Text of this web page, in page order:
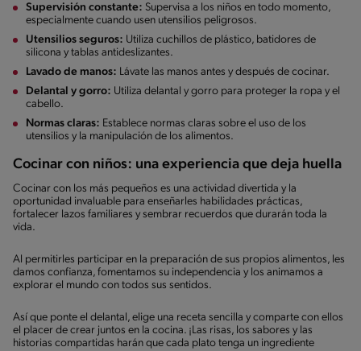
Supervisión constante: Supervisa a los niños en todo momento,
especialmente cuando usen utensilios peligrosos.
Utensilios seguros: Utiliza cuchillos de plástico, batidores de
silicona y tablas antideslizantes.
Lavado de manos: Lávate las manos antes y después de cocinar.
Delantal y gorro: Utiliza delantal y gorro para proteger la ropa y el
cabello.
Normas claras: Establece normas claras sobre el uso de los
utensilios y la manipulación de los alimentos.
Cocinar con niños: una experiencia que deja huella
Cocinar con los más pequeños es una actividad divertida y la
oportunidad invaluable para enseñarles habilidades prácticas,
fortalecer lazos familiares y sembrar recuerdos que durarán toda la
vida.
Al permitirles participar en la preparación de sus propios alimentos, les
damos confianza, fomentamos su independencia y los animamos a
explorar el mundo con todos sus sentidos.
Así que ponte el delantal, elige una receta sencilla y comparte con ellos
el placer de crear juntos en la cocina. ¡Las risas, los sabores y las
historias compartidas harán que cada plato tenga un ingrediente